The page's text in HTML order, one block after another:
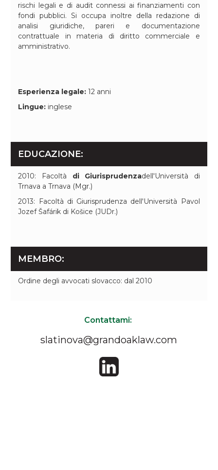
rischi legali e di audit connessi ai finanziamenti con
fondi pubblici. Si occupa inoltre della redazione di
analisi giuridiche, pareri e documentazione
contrattuale in materia di diritto commerciale e
amministrativo.
Esperienza legale:12 anni
Lingue: inglese
EDUCAZIONE:
2010: Facoltà di Giurisprudenzadell'Università di
Trnava a Trnava (Mgr.)
2013: Facoltà di Giurisprudenza dell'Università Pavol
Jozef Šafárik di Košice (JUDr.)
MEMBRO:
Ordine degli avvocati slovacco: dal 2010
Contattami:
slatinova@grandoaklaw.com